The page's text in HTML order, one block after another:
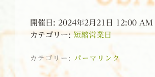
開催日: 2024年2月21日 12:00 AM
カテゴリー: 短縮営業日
カテゴリー: パーマリンク